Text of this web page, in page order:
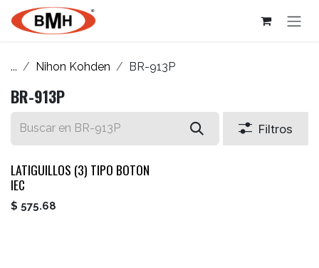
Ir al contenido
... Nihon Kohden BR-913P
BR-913P
Filtros
LATIGUILLOS (3) TIPO BOTON
IEC
$ 575.68